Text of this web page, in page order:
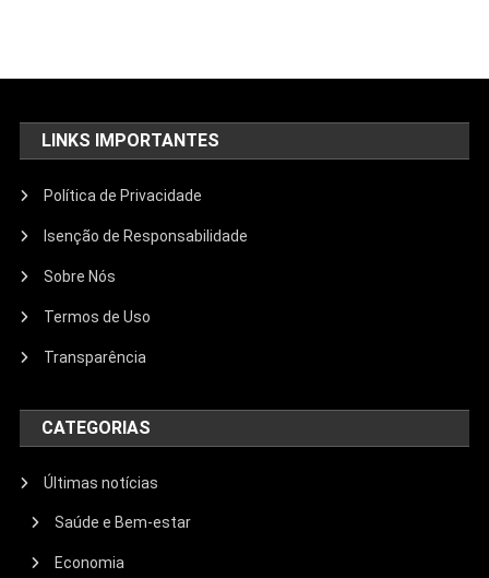
LINKS IMPORTANTES
Política de Privacidade
Isenção de Responsabilidade
Sobre Nós
Termos de Uso
Transparência
CATEGORIAS
Últimas notícias
Saúde e Bem-estar
Economia